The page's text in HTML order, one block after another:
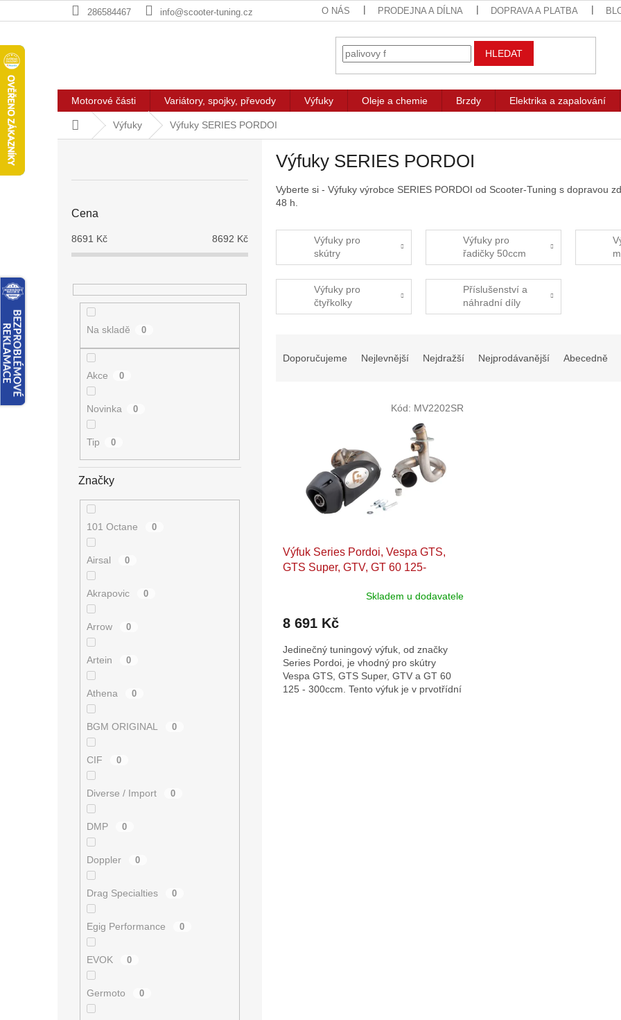
na
286584467 info@scooter-tuning.cz O NÁS PRODEJNA A DÍLNA DOPRAVA A PLATBA
HLEDAT
Motorové části Variátory, spojky, převody Výfuky Oleje a chemie Brzdy Elektrika a zapalování
Domů Výfuky Výfuky SERIES PORDOI
Cena
8691 Kč 8692 Kč
Na skladě 0
Akce 0
Novinka 0
Tip 0
Značky
101 Octane 0
Airsal 0
Akrapovic 0
Arrow 0
Artein 0
Athena 0
BGM ORIGINAL 0
CIF 0
Diverse / Import 0
DMP 0
Doppler 0
Drag Specialties 0
Egig Performance 0
EVOK 0
Germoto 0
Výfuky SERIES PORDOI
Vyberte si - Výfuky výrobce SERIES PORDOI od Scooter-Tuning s dopravou
48 h.
Výfuky pro
skútry
Výfuky pro
řadičky 50ccm
Výfuky pro
čtyřkolky
Příslušenství a
náhradní díly
pro výfuky
Doporučujeme Nejlevnější Nejdražší Nejprodávanější Abecedně
Výfuk Series Pordoi, Vespa GTS, ​
GTS Super, ​GTV, ​GT 60 125-
Skladem u dodavatele
8 691 Kč
Jedinečný tuningový výfuk, od značky
Series Pordoi, je vhodný pro skútry
Vespa GTS, ​GTS Super, ​GTV a ​GT 60
125 - 300ccm. Tento výfuk je v prvotřídní
Kód: MV2202SR